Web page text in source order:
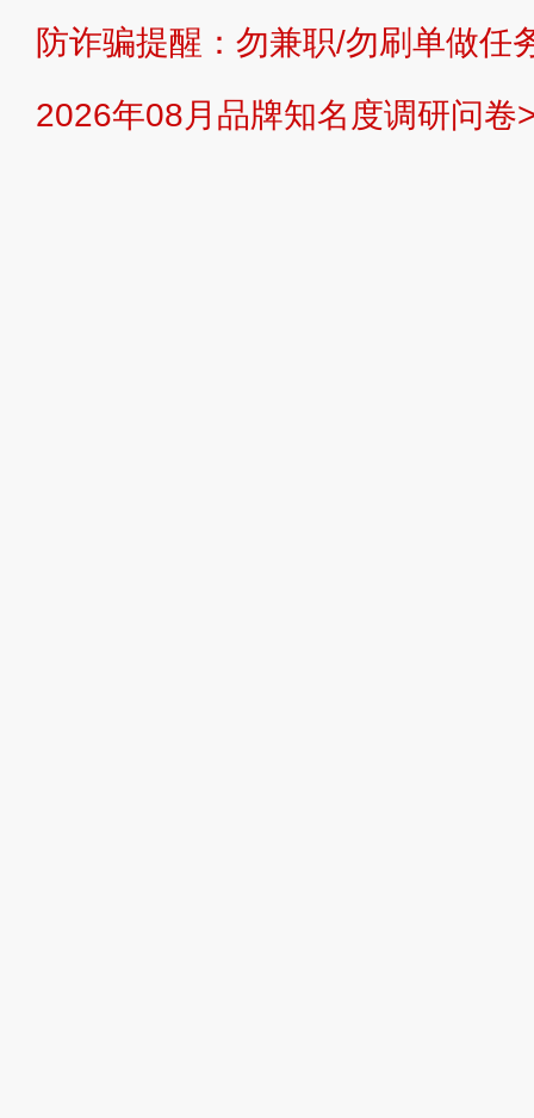
提交说明： 快速提交发布>> 提交品
防诈骗提醒：勿兼职/勿刷单做任
2026年08月品牌知名度调研问卷